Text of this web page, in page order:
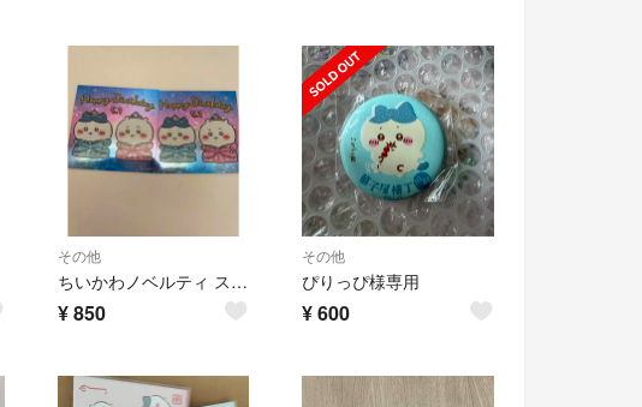
その他
ちいかわノベルティ ステッカー ちいかわ ハチワレお誕生日 ホログラムステッカー
¥850
その他
ぴりっぴ様専用
¥600